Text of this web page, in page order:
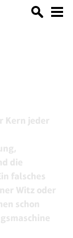
Kern jeder
die
falsches
Witz oder
schon